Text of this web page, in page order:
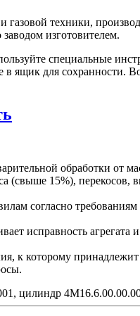
газовой техники,
изготовителем.
специальные
ящик для сохранности.
обработки от
(свыше 15%), перекосов,
согласно
исправность агрегата
к которому
цилиндр